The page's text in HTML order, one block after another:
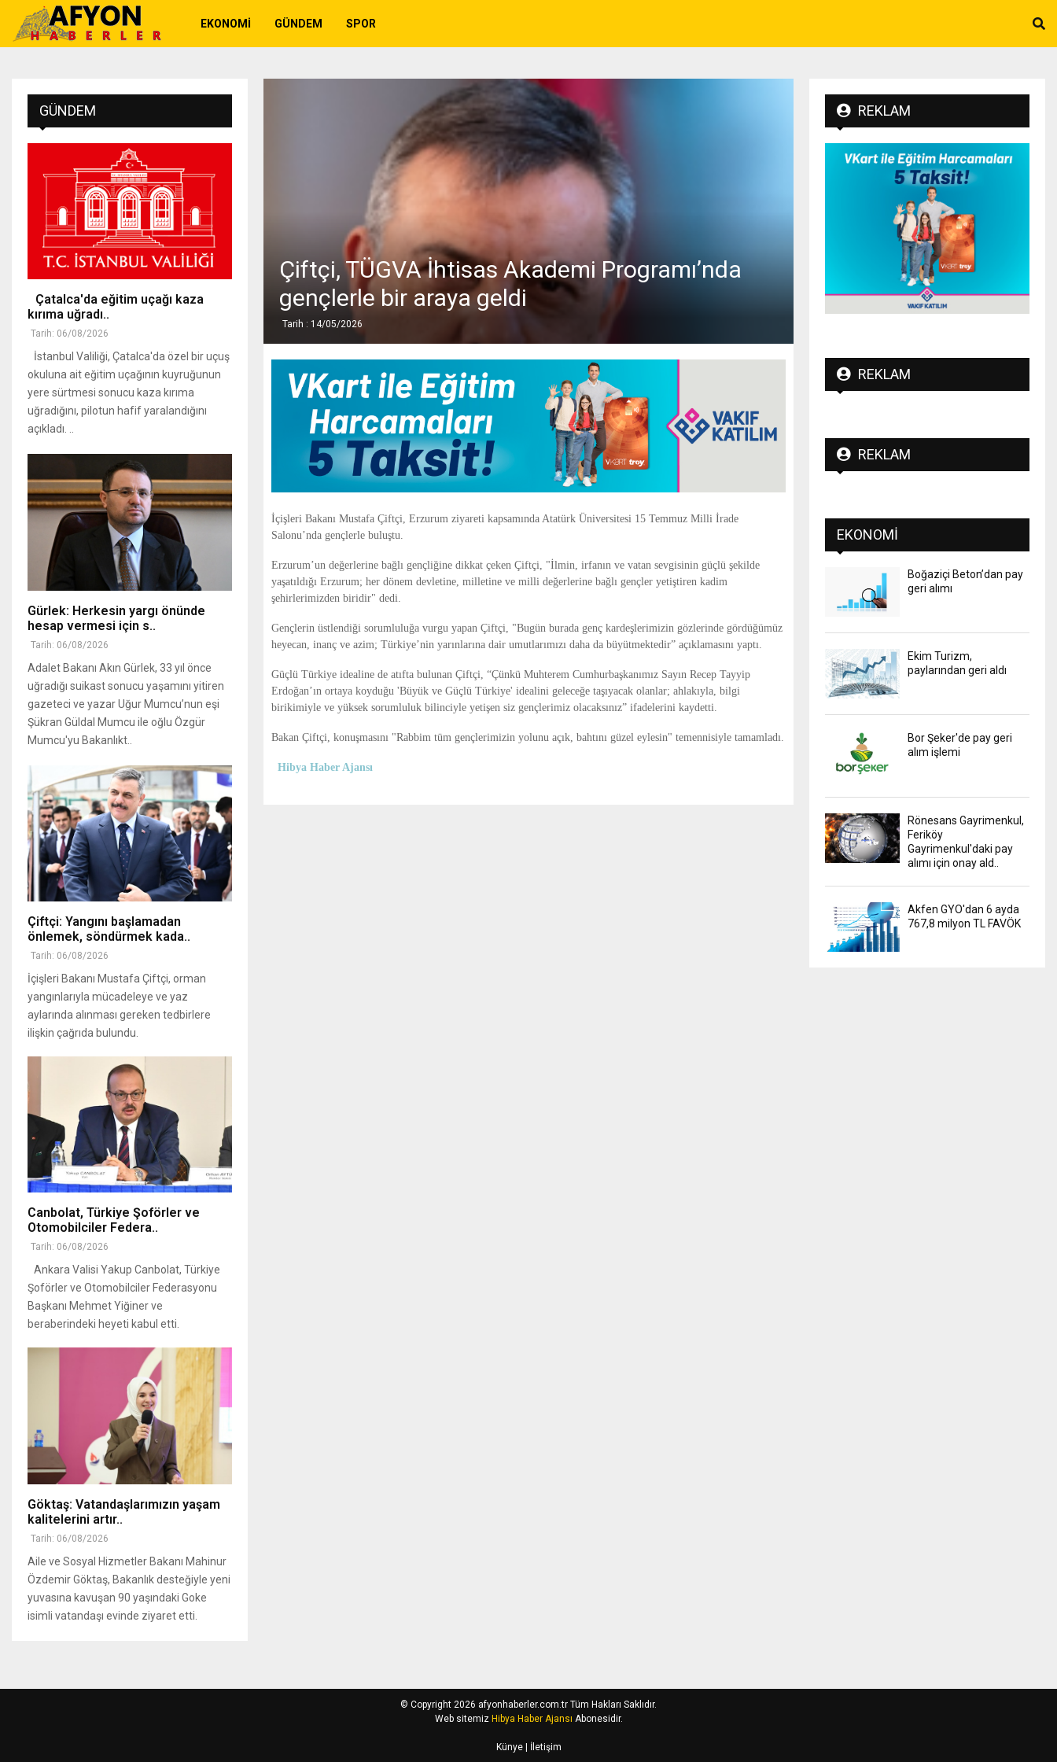
EKONOMI GÜNDEM SPOR
Çiftçi, TÜGVA İhtisas Akademi Programı’nda
gençlerle bir araya geldi
Tarih : 14/05/2026
İçişleri Bakanı Mustafa Çiftçi, Erzurum ziyareti kapsamında Atatürk Üniversitesi 15 Temmuz Milli İrade
Salonu’nda gençlerle buluştu.
Erzurum’un değerlerine bağlı gençliğine dikkat çeken Çiftçi, "İlmin, irfanın ve vatan sevgisinin güçlü şekilde
yaşatıldığı Erzurum; her dönem devletine, milletine ve milli değerlerine bağlı gençler yetiştiren kadim
şehirlerimizden biridir" dedi.
Gençlerin üstlendiği sorumluluğa vurgu yapan Çiftçi, "Bugün burada genç kardeşlerimizin gözlerinde gördüğümüz
heyecan, inanç ve azim; Türkiye’nin yarınlarına dair umutlarımızı daha da büyütmektedir” açıklamasını yaptı.
Güçlü Türkiye idealine de atıfta bulunan Çiftçi, “Çünkü Muhterem Cumhurbaşkanımız Sayın Recep Tayyip
Erdoğan’ın ortaya koyduğu 'Büyük ve Güçlü Türkiye' idealini geleceğe taşıyacak olanlar; ahlakıyla, bilgi
birikimiyle ve yüksek sorumluluk bilinciyle yetişen siz gençlerimiz olacaksınız” ifadelerini kaydetti.
Bakan Çiftçi, konuşmasını "Rabbim tüm gençlerimizin yolunu açık, bahtını güzel eylesin" temennisiyle tamamladı.
Hibya Haber Ajansı
GÜNDEM
Çatalca'da eğitim uçağı kaza
kırıma uğradı..
Tarih: 06/08/2026
İstanbul Valiliği, Çatalca'da özel bir uçuş
okuluna ait eğitim uçağının kuyruğunun
yere sürtmesi sonucu kaza kırıma
uğradığını, pilotun hafif yaralandığını
açıkladı. ..
Gürlek: Herkesin yargı önünde
hesap vermesi için s..
Tarih: 06/08/2026
Adalet Bakanı Akın Gürlek, 33 yıl önce
uğradığı suikast sonucu yaşamını yitiren
gazeteci ve yazar Uğur Mumcu’nun eşi
Şükran Güldal Mumcu ile oğlu Özgür
Mumcu'yu Bakanlıkt..
Çiftçi: Yangını başlamadan
önlemek, söndürmek kada..
Tarih: 06/08/2026
İçişleri Bakanı Mustafa Çiftçi, orman
yangınlarıyla mücadeleye ve yaz
aylarında alınması gereken tedbirlere
ilişkin çağrıda bulundu.
Canbolat, Türkiye Şoförler ve
Otomobilciler Federa..
Tarih: 06/08/2026
Ankara Valisi Yakup Canbolat, Türkiye
Şoförler ve Otomobilciler Federasyonu
Başkanı Mehmet Yiğiner ve
beraberindeki heyeti kabul etti.
Göktaş: Vatandaşlarımızın yaşam
kalitelerini artır..
Tarih: 06/08/2026
Aile ve Sosyal Hizmetler Bakanı Mahinur
Özdemir Göktaş, Bakanlık desteğiyle yeni
yuvasına kavuşan 90 yaşındaki Goke
isimli vatandaşı evinde ziyaret etti.
REKLAM
REKLAM
REKLAM
EKONOMI
Boğaziçi Beton’dan pay
geri alımı
Ekim Turizm,
paylarından geri aldı
Bor Şeker'de pay geri
alım işlemi
Rönesans Gayrimenkul,
Feriköy
Gayrimenkul'daki pay
alımı için onay ald..
Akfen GYO'dan 6 ayda
767,8 milyon TL FAVÖK
© Copyright 2026 afyonhaberler.com.tr Tüm Hakları Saklıdır.
Web sitemiz Hibya Haber Ajansı Abonesidir.
Künye| İletişim